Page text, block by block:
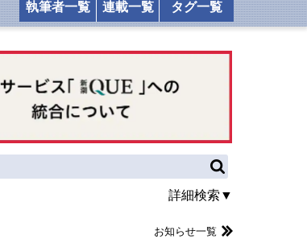
執筆者一覧 連載一覧 タグ一覧
詳細検索▼
お知らせ一覧